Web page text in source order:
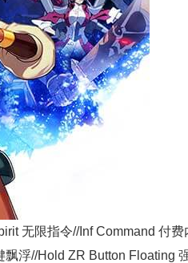
无限指令//Inf Command 付费
浮//Hold ZR Button Floating